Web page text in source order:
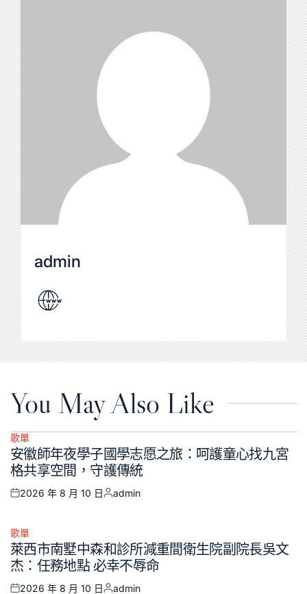
admin
You May Also Like
Posted
in
歌單
安徽師年夜學子國學志愿之旅：呵護童心找九宮
格共享空間，守護傳統
Posted
2026 年 8 月 10 日
Posted
admin
Posted
in
歌單
萊西市南墅中森和診所減重間衛生院副院長吳文
杰：任務地點 必幸不辱命
2026 年 8 月 10 日 admin